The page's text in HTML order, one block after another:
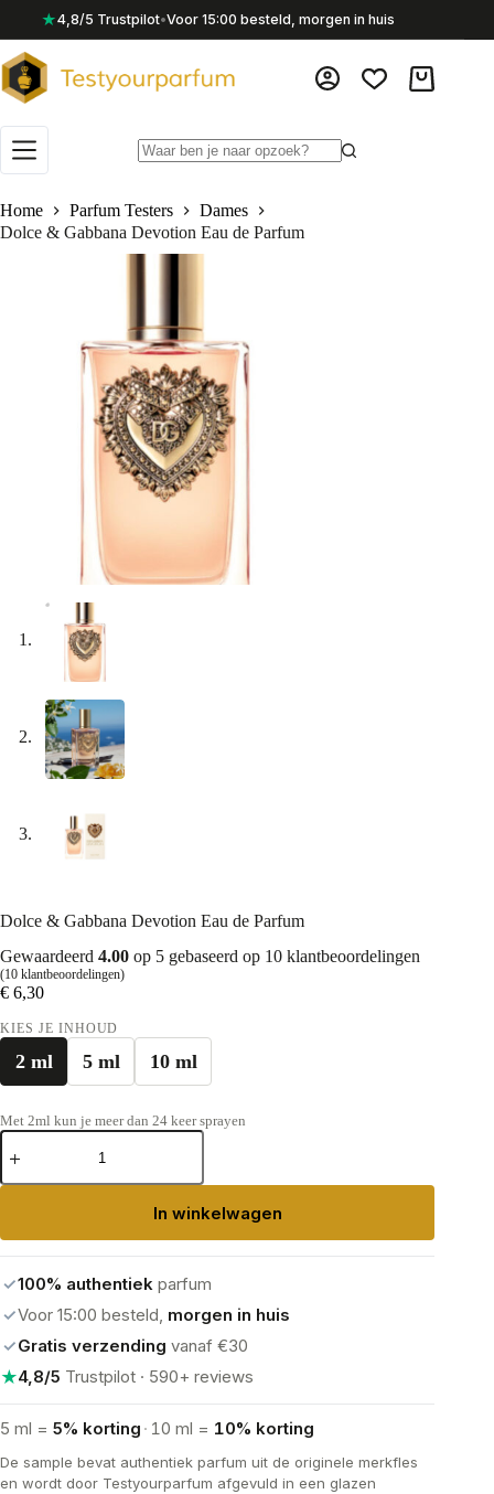
inhoud
★4,8/5 Trustpilot•Voor 15:00 besteld, morgen in huis
Home
Parfum Testers
Dames
Dolce & Gabbana Devotion Eau de Parfum
Dolce & Gabbana Devotion Eau de Parfum
Gewaardeerd 4.00 op 5 gebaseerd op 10 klantbeoordelingen
(10 klantbeoordelingen)
€ 6,30
KIES JE INHOUD
2 ml 5 ml 10 ml
Met 2ml kun je meer dan 24 keer sprayen
Dolce
&
Devotion
In winkelwagen
✓100% authentiek parfum
✓Voor 15:00 besteld, morgen in huis
✓Gratis verzending vanaf €30
★4,8/5 Trustpilot · 590+ reviews
5 ml = 5% korting · 10 ml = 10% korting
De sample bevat authentiek parfum uit de originele merkfles
en wordt door Testyourparfum afgevuld in een glazen